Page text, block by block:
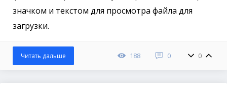
значком и текстом для просмотра файла для
загрузки.
188 0 0
Читать дальше